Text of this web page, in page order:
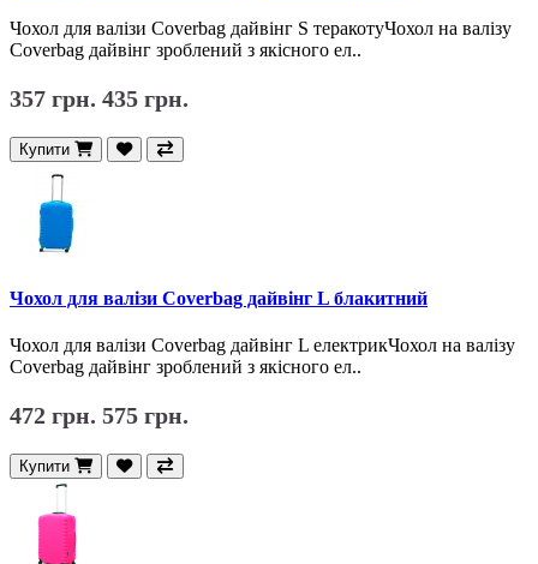
Чохол для валізи Coverbag дайвінг S теракотуЧохол на валізу
Coverbag дайвінг зроблений з якісного ел..
357 грн. 435 грн.
Купити
Чохол для валізи Coverbag дайвінг L блакитний
Чохол для валізи Coverbag дайвінг L електрикЧохол на валізу
Coverbag дайвінг зроблений з якісного ел..
472 грн. 575 грн.
Купити